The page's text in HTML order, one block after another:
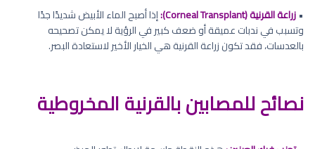
•زراعة القرنية (Corneal Transplant):
إذا أصبح الماء الأبيض شديدًا جدًا
وتسبب في ندبات عميقة أو ضعف كبير في الرؤية لا يمكن تصحيحه
بالعدسات، فقد تكون زراعة القرنية هي الخيار الأخير لاستعادة البصر.
نصائح للمصابين بالقرنية المخروطية